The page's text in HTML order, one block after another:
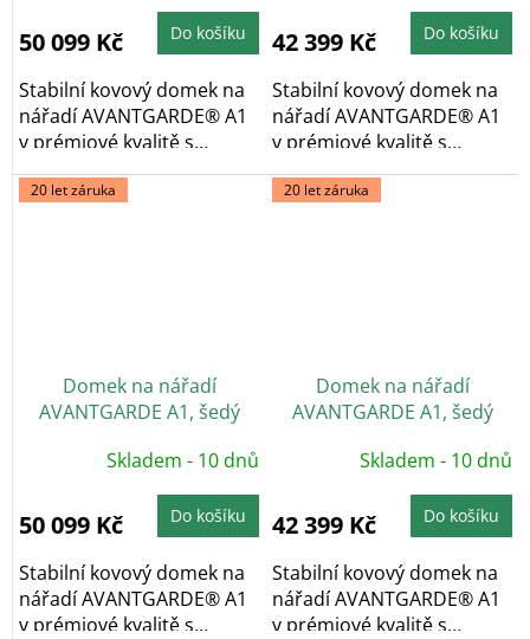
50 099 Kč Do košíku
Stabilní kovový domek na
nářadí AVANTGARDE® A1
v prémiové kvalitě s
pultovou...
42 399 Kč Do košíku
Stabilní kovový domek na
nářadí AVANTGARDE® A1
v prémiové kvalitě s
pultovou...
20 let záruka
Domek na nářadí
AVANTGARDE A1, šedý
Skladem - 10 dnů
50 099 Kč Do košíku
Stabilní kovový domek na
nářadí AVANTGARDE® A1
v prémiové kvalitě s
20 let záruka
Domek na nářadí
AVANTGARDE A1, šedý
Skladem - 10 dnů
42 399 Kč Do košíku
Stabilní kovový domek na
nářadí AVANTGARDE® A1
v prémiové kvalitě s